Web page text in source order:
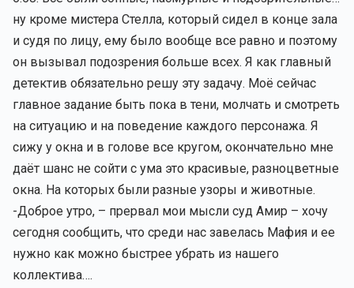
ну кроме мистера Стелла, который сидел в конце зала
и судя по лицу, ему было вообще все равно и поэтому
он вызывал подозрения больше всех. Я как главный
детектив обязательно решу эту задачу. Моё сейчас
главное задание быть пока в тени, молчать и смотреть
на ситуацию и на поведение каждого персонажа. Я
сижу у окна и в голове все кругом, окончательно мне
даёт шанс не сойти с ума это красивые, разноцветные
окна. На которых были разные узоры и животные.
-Доброе утро, – прервал мои мысли суд Амир – хочу
сегодня сообщить, что среди нас завелась Мафия и ее
нужно как можно быстрее убрать из нашего
коллектива….